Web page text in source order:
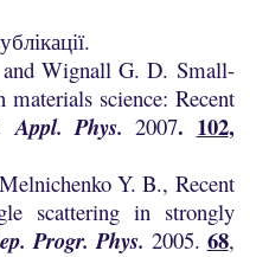
Wignall G. D. Small-
science: Recent
Appl. Phys. 2007. 102,
Y. B., Recent
scattering in strongly
Progr. Phys. 2005. 68,